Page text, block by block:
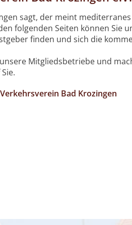
sagt, der meint
folgenden Seiten können Sie
finden und sich die
Mitgliedsbetriebe und
Bad Krozingen